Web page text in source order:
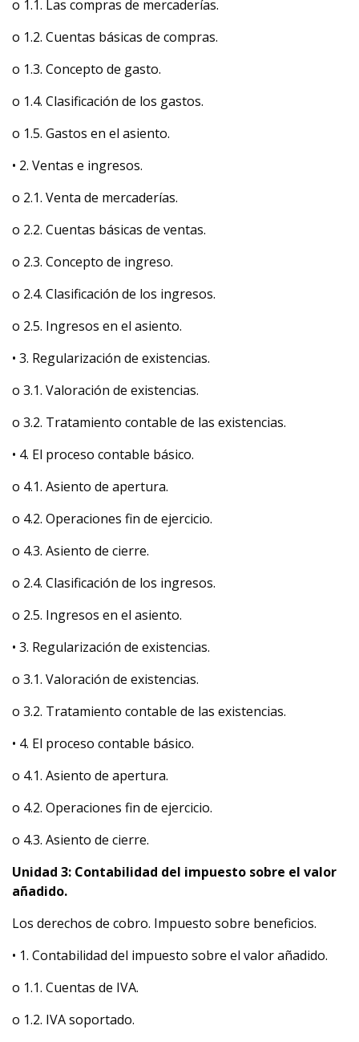
o 1.1. Las compras de mercaderías.
o 1.2. Cuentas básicas de compras.
o 1.3. Concepto de gasto.
o 1.4. Clasificación de los gastos.
o 1.5. Gastos en el asiento.
• 2. Ventas e ingresos.
o 2.1. Venta de mercaderías.
o 2.2. Cuentas básicas de ventas.
o 2.3. Concepto de ingreso.
o 2.4. Clasificación de los ingresos.
o 2.5. Ingresos en el asiento.
• 3. Regularización de existencias.
o 3.1. Valoración de existencias.
o 3.2. Tratamiento contable de las existencias.
• 4. El proceso contable básico.
o 4.1. Asiento de apertura.
o 4.2. Operaciones fin de ejercicio.
o 4.3. Asiento de cierre.
o 2.4. Clasificación de los ingresos.
o 2.5. Ingresos en el asiento.
• 3. Regularización de existencias.
o 3.1. Valoración de existencias.
o 3.2. Tratamiento contable de las existencias.
• 4. El proceso contable básico.
o 4.1. Asiento de apertura.
o 4.2. Operaciones fin de ejercicio.
o 4.3. Asiento de cierre.
Unidad 3: Contabilidad del impuesto sobre el valor
añadido.
Los derechos de cobro. Impuesto sobre beneficios.
• 1. Contabilidad del impuesto sobre el valor añadido.
o 1.1. Cuentas de IVA.
o 1.2. IVA soportado.